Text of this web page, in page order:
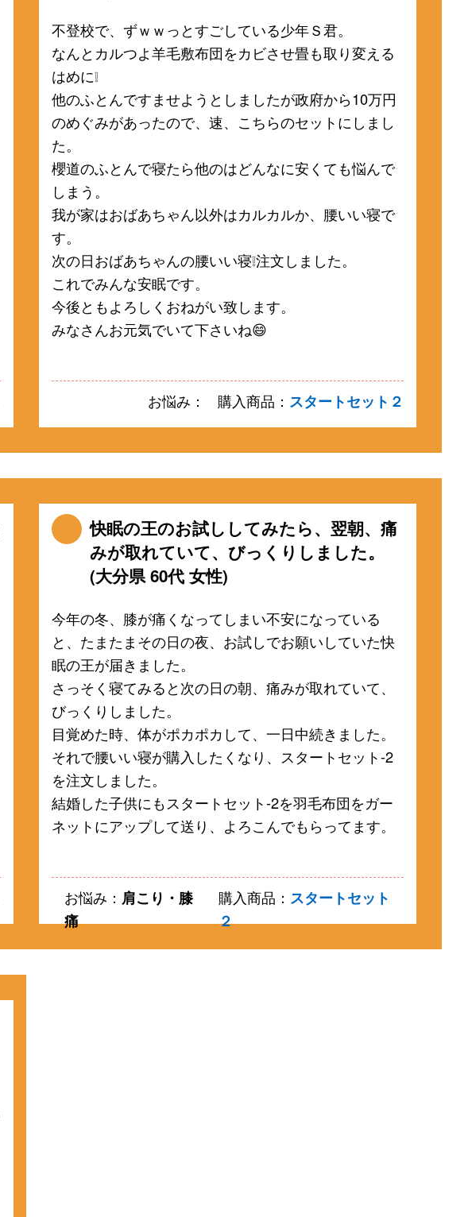
不登校で、ずｗｗっとすごしている少年Ｓ君。
なんとカルつよ羊毛敷布団をカビさせ畳も取り変える
はめに❕
他のふとんですませようとしましたが政府から10万円
のめぐみがあったので、速、こちらのセットにしまし
た。
櫻道のふとんで寝たら他のはどんなに安くても悩んで
しまう。
我が家はおばあちゃん以外はカルカルか、腰いい寝で
す。
次の日おばあちゃんの腰いい寝❕注文しました。
これでみんな安眠です。
今後ともよろしくおねがい致します。
みなさんお元気でいて下さいね😄
お悩み： 購入商品： スタートセット２
快眠の王のお試ししてみたら、翌朝、痛
みが取れていて、びっくりしました。
(大分県 60代 女性)
今年の冬、膝が痛くなってしまい不安になっている
と、たまたまその日の夜、お試しでお願いしていた快
眠の王が届きました。
さっそく寝てみると次の日の朝、痛みが取れていて、
びっくりしました。
目覚めた時、体がポカポカして、一日中続きました。
それで腰いい寝が購入したくなり、スタートセット-2
を注文しました。
結婚した子供にもスタートセット-2を羽毛布団をガー
ネットにアップして送り、よろこんでもらってます。
お悩み： 肩こり・膝
痛
購入商品： スタートセット
２